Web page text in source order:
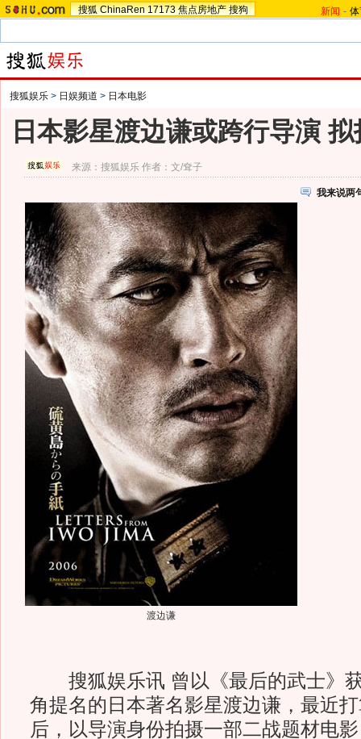
搜狐 ChinaRen 17173 焦点房地产 搜狗 新闻 -
搜狐娱乐 > 日娱频道 > 日本电影
日本影星渡边谦或跨行导演
来源：搜狐娱乐 作者：文/耷子
我来说两
渡边谦
搜狐娱乐讯 曾以《最后的武士》
角提名的日本著名影星渡边谦，最近
后，以导演身份拍摄一部二战题材电